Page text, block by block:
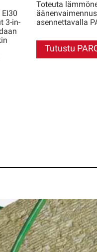
3-in-
Toteuta
asennettavalla
Tutustu